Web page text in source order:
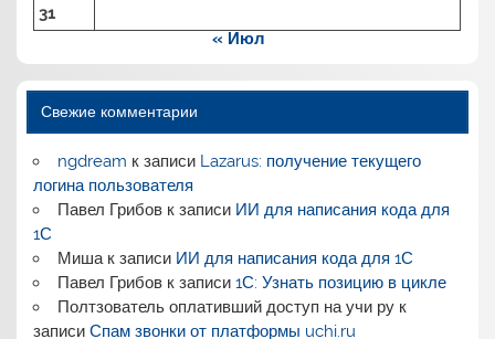
31
« Июл
Свежие комментарии
ngdream к записи Lazarus: получение текущего
логина пользователя
Павел Грибовк записи ИИ для написания кода для
1С
Мишак записи ИИ для написания кода для 1С
Павел Грибовк записи 1С: Узнать позицию в цикле
Полтзователь оплативший доступ на учи рук
записиСпам звонки от платформы uchi.ru